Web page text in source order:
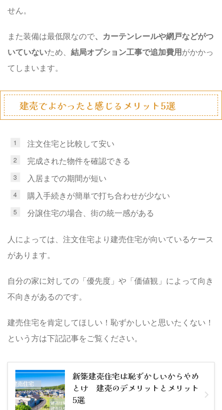
せん。
また装備は最低限なので、カーテンレールや網戸などがつ
いていないため、 結局オプション工事で追加費用がかかっ
てしまいます。
建売でよかったと感じるメリット5選
注文住宅と比較して安い
完成された物件を確認できる
入居までの期間が短い
購入手続きが簡単で打ち合わせが少ない
分譲住宅の場合、街の統一感がある
人によっては、注文住宅より建売住宅が向いているケース
があります。
自分の家に対しての「優先度」や「価値観」によって向き
不向きがあるのです。
建売住宅を肯定してほしい！恥ずかしいと思いたくない！
という方は下記記事をご覧ください。
新築建売住宅は恥ずかしいからやめ
とけ 建売のデメリットとメリット
5選